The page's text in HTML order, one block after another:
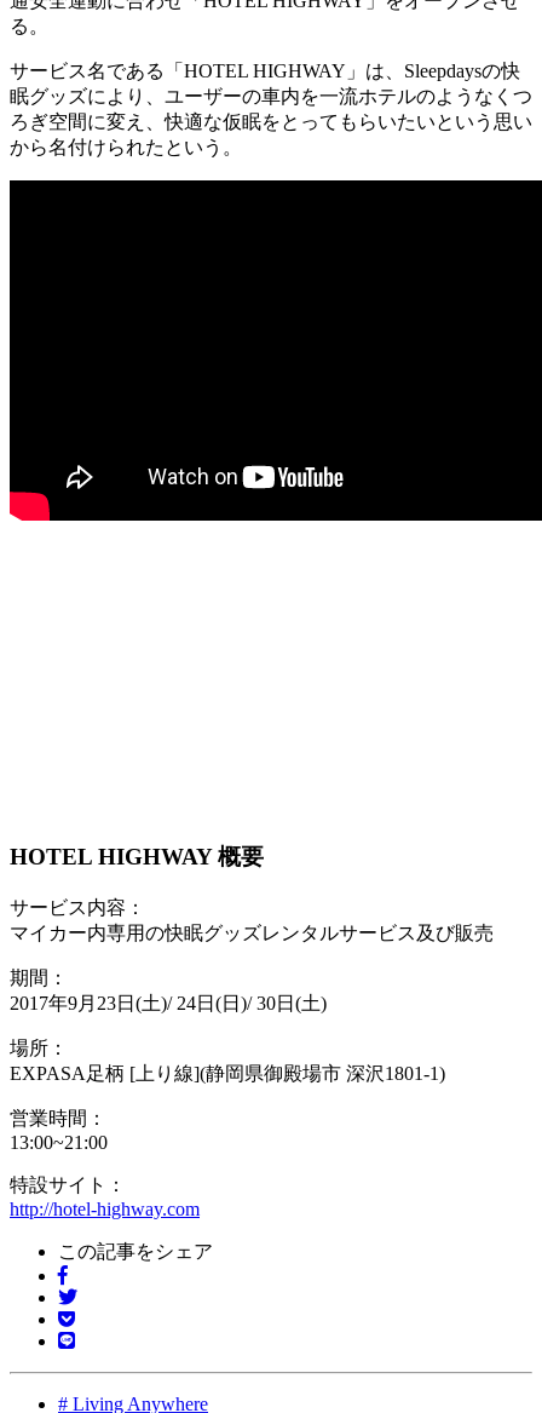
る。
サービス名である「HOTEL HIGHWAY」は、Sleepdaysの快
眠グッズにより、ユーザーの車内を一流ホテルのようなくつ
ろぎ空間に変え、快適な仮眠をとってもらいたいという思い
から名付けられたという。
HOTEL HIGHWAY 概要
サービス内容：
マイカー内専用の快眠グッズレンタルサービス及び販売
期間：
2017年9月23日(土)/ 24日(日)/ 30日(土)
場所：
EXPASA足柄 [上り線](静岡県御殿場市 深沢1801-1)
営業時間：
13:00~21:00
特設サイト：
http://hotel-highway.com
この記事をシェア
# Living Anywhere